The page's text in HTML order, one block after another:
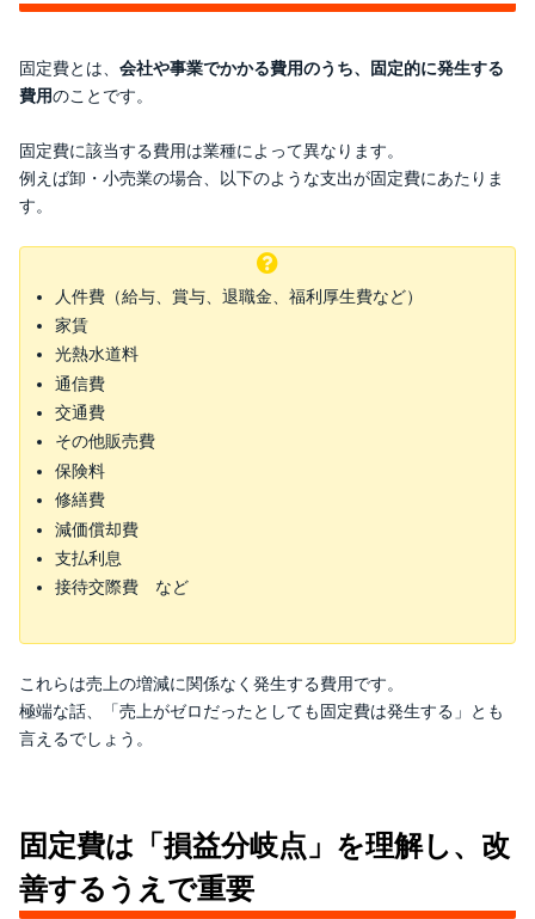
固定費とは、 会社や事業でかかる費用のうち、固定的に発生する
費用のことです。
固定費に該当する費用は業種によって異なります。
例えば卸・小売業の場合、以下のような支出が固定費にあたりま
す。
人件費（給与、賞与、退職金、福利厚生費など）
家賃
光熱水道料
通信費
交通費
その他販売費
保険料
修繕費
減価償却費
支払利息
接待交際費 など
これらは売上の増減に関係なく発生する費用です。
極端な話、「売上がゼロだったとしても固定費は発生する」とも
言えるでしょう。
固定費は「損益分岐点」を理解し、改
善するうえで重要